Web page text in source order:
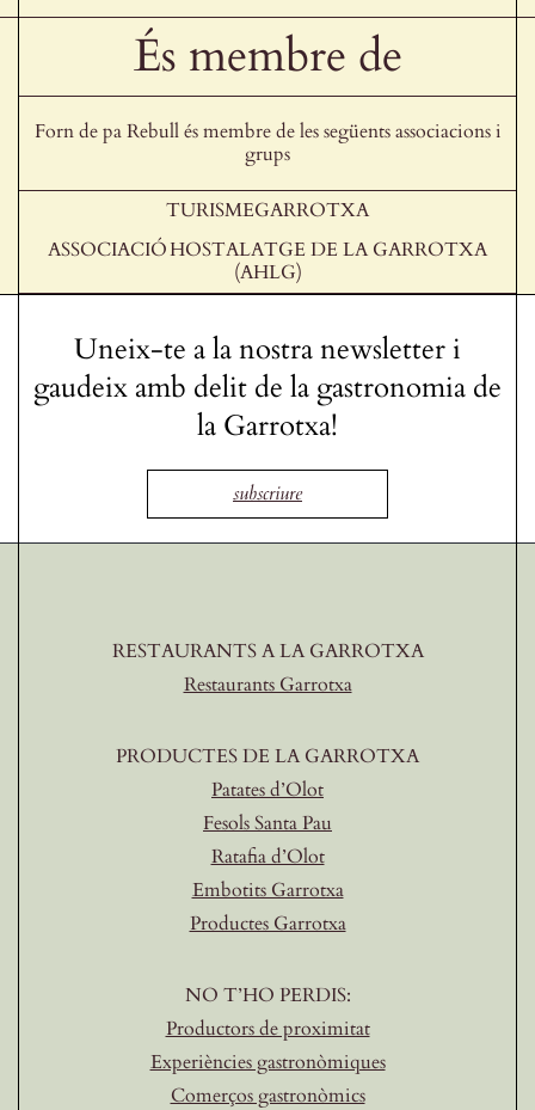
És membre de
Forn de pa Rebull és membre de les següents associacions i
grups
TURISMEGARROTXA
ASSOCIACIÓ HOSTALATGE DE LA GARROTXA
(AHLG)
Uneix-te a la nostra newsletter i
gaudeix amb delit de la gastronomia de
la Garrotxa!
subscriure
RESTAURANTS A LA GARROTXA
Restaurants Garrotxa
PRODUCTES DE LA GARROTXA
Patates d’Olot
Fesols Santa Pau
Ratafia d’Olot
Embotits Garrotxa
Productes Garrotxa
NO T’HO PERDIS:
Productors de proximitat
Experiències gastronòmiques
Comerços gastronòmics